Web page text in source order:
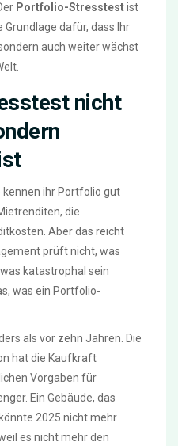
Portfolio-Stresstestist
Grundlage dafür, dass Ihr
auch weiter wächst
nicht
kennen ihr Portfolio gut
die
Aber das reicht
prüft nicht, was
katastrophal sein
was ein Portfolio-
als vor zehn Jahren. Die
hat die Kaufkraft
Vorgaben für
Ein Gebäude, das
2025 nicht mehr
es nicht mehr den